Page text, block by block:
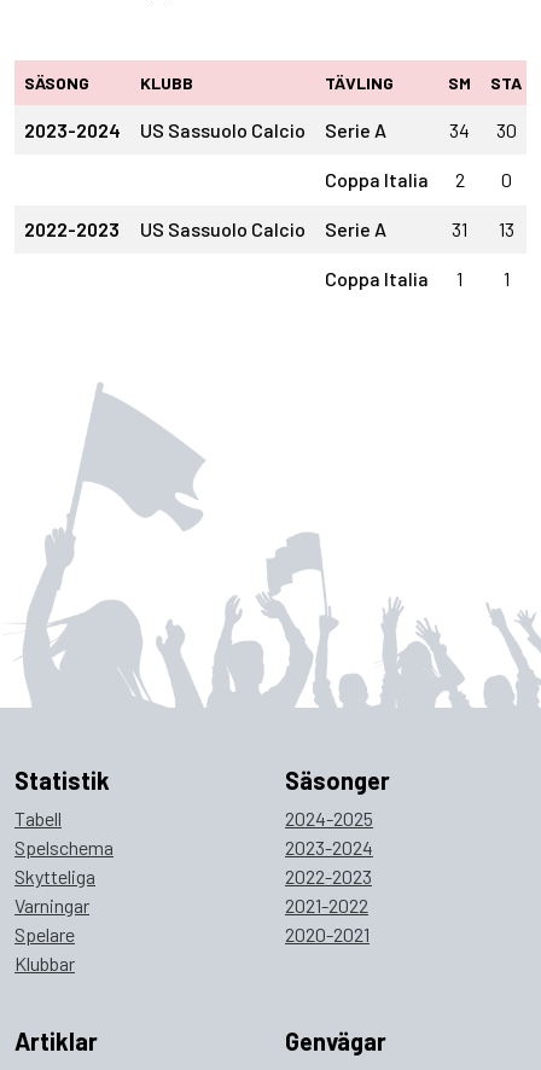
SÄSONG KLUBB TÄVLING SM STA
2023-2024 US Sassuolo Calcio Serie A 34 30
Coppa Italia 2 0
2022-2023 US Sassuolo Calcio Serie A 31 13
Coppa Italia 1 1
Statistik
Tabell
Spelschema
Skytteliga
Varningar
Spelare
Klubbar
Säsonger
2024-2025
2023-2024
2022-2023
2021-2022
2020-2021
Artiklar Genvägar